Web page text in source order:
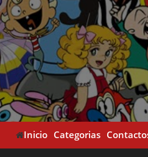
Inicio Categorias